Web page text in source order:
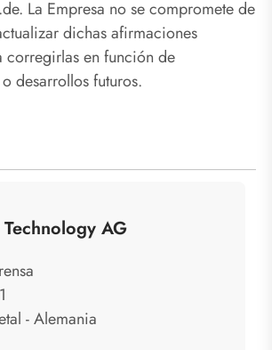
La Empresa no se compromete de
dichas afirmaciones
corregirlas en función de
desarrollos futuros.
AG
- Alemania